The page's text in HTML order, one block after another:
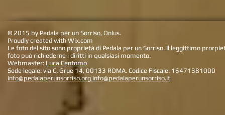
© 2015 by Pedala per un Sorriso, Onlus.
Proudly created with Wix.com
Le foto del sito sono proprietà di Pedala per un Sorriso. Il leggittimo
foto può richiederne i diritti in qualsiasi momento.
Webmaster: Luca Centomo
Sede legale: via C. Grue 14, 00133 ROMA. Codice Fiscale: 16471381000
info@pedalaperunsorriso.org info@pedalaperunsorriso.it